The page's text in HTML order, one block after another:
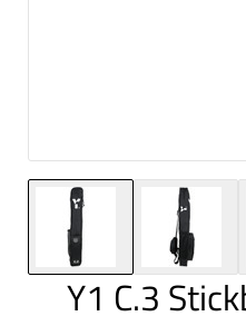
Y1 C.3